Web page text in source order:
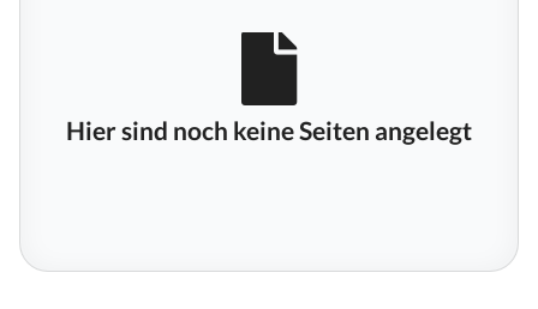
Hier sind noch keine Seiten angelegt